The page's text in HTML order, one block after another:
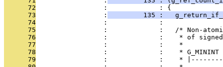
      72
                 :             : {
      73
                 :
135 :
      74
                 :             :
      75
:             :   /* Non-
      76
:             :    * of
      77
                 :             :    *
      78
:             :    *
      79
:             :    *